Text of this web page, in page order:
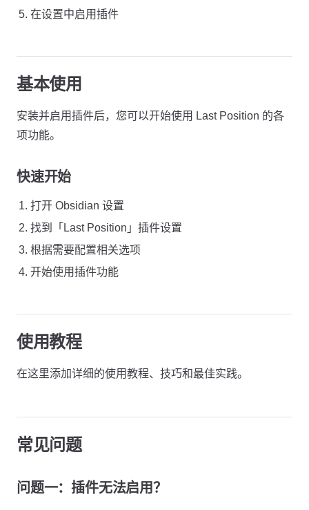
在设置中启用插件
基本使用
安装并启用插件后，您可以开始使用 Last Position 的各
项功能。
快速开始
打开 Obsidian 设置
找到「Last Position」插件设置
根据需要配置相关选项
开始使用插件功能
使用教程
在这里添加详细的使用教程、技巧和最佳实践。
常见问题
问题一：插件无法启用？